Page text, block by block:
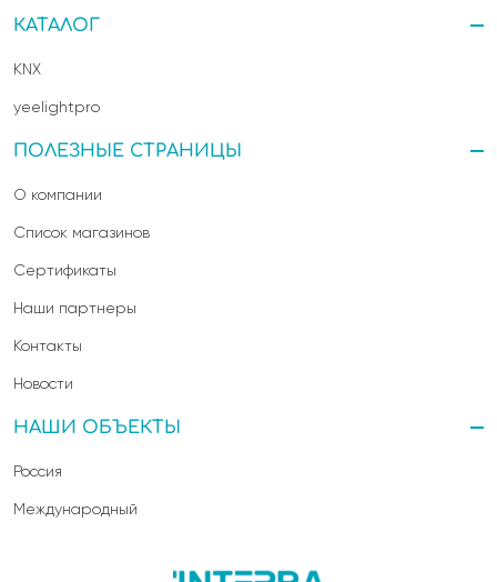
ПОЛЕЗНЫЕ СТРАНИЦЫ
О компании
Список магазинов
Сертификаты
Наши партнеры
Контакты
Новости
КАТАЛОГ
KNX
yeelightpro
НАШИ ОБЪЕКТЫ
Россия
Международный